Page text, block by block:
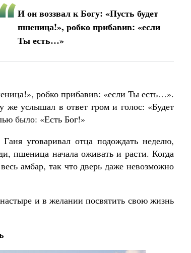
И он воззвал к Богу: «Пусть будет
пшеница!», робко прибавив: «если
Ты есть…»
робко прибавив: «если Ты есть…».
же услышал в ответ гром и голос: «Будет
было: «Есть Бог!»
уговаривал отца подождать неделю,
пшеница начала оживать и расти. Когда
амбар, так что дверь даже невозможно
и в желании посвятить свою жизнь